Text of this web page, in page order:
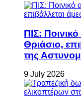
ΠΙΣ:
Θριάσιο,
της
9 July 2026